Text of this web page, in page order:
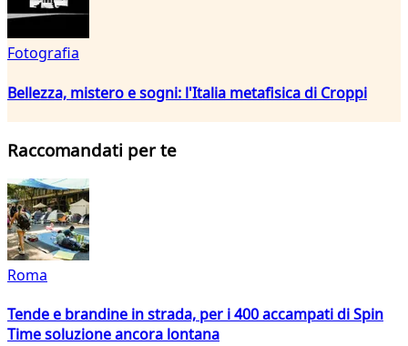
Fotografia
Bellezza, mistero e sogni: l'Italia metafisica di Croppi
Raccomandati per te
Roma
Tende e brandine in strada, per i 400 accampati di Spin
Time soluzione ancora lontana